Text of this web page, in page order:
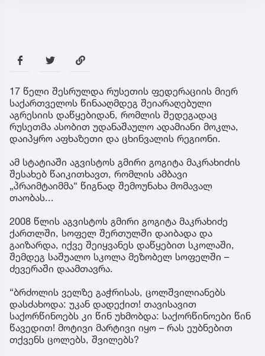
17 წელი შესრულდა რუსეთის ფედერაციის მიერ
საქართველოს წინააღმდეგ შეიარაღებული
აგრესიის დაწყებიდან, რომლის შედეგადაც
რუსეთმა ასობით უდანაშაულო ადამიანი მოკლა,
დაიპყრო აფხაზეთი და ცხინვალის რეგიონი.
ამ სტატიაში აგვისტოს გმირი გოგიტა მაკრახიძის
შესახებ წაიკითხავთ, რომლის ამბავი
„პრაიმტაიმმა“ წიგნად შემოუნახა მომავალ
თაობას...
2008 წლის აგვისტოს გმირი გოგიტა მაკრახიძე
ქართლში, სოფელ შერთულში დაიბადა და
გაიზარდა, იქვე შეიყვანეს დაწყებით სკოლაში,
შემდეგ საშუალო სკოლა მეზობელ სოფელში –
ძევერაში დაამთავრა.
“ბრძოლის ველზე გაჭრისას, ცოლშვილიანებს
დასძახოდა: უკან დადექით! თავისავით
საქორწინოებს კი წინ უხმობდა: საქორწინოები წინ
წავედით! მოტივი მარტივი იყო – რას ეუბნებით
თქვენს ცოლებს, შვილებს?